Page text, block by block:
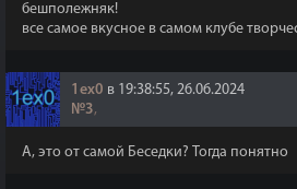
бешполежняк!
все самое вкусное в самом клубе
1ex0 в 19:38:55, 26.06.2024
№3,
А, это от самой Беседки? Тогда понятно